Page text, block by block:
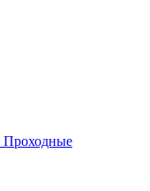
Проходные